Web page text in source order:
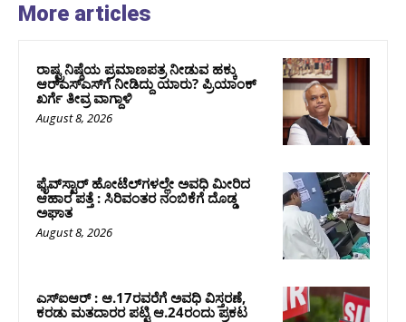
More articles
ರಾಷ್ಟ್ರನಿಷ್ಠೆಯ ಪ್ರಮಾಣಪತ್ರ ನೀಡುವ ಹಕ್ಕು
ಆರ್‌ಎಸ್‌ಎಸ್‌ಗೆ ನೀಡಿದ್ದು ಯಾರು? ಪ್ರಿಯಾಂಕ್
ಖರ್ಗೆ ತೀವ್ರ ವಾಗ್ದಾಳಿ
August 8, 2026
ಫೈವ್‌ಸ್ಟಾರ್ ಹೋಟೆಲ್‌ಗಳಲ್ಲೇ ಅವಧಿ ಮೀರಿದ
ಆಹಾರ ಪತ್ತೆ : ಸಿರಿವಂತರ ನಂಬಿಕೆಗೆ ದೊಡ್ಡ
ಅಘಾತ
August 8, 2026
ಎಸ್‌ಐಆರ್‌ : ಆ.17ರವರೆಗೆ ಅವಧಿ ವಿಸ್ತರಣೆ,
ಕರಡು ಮತದಾರರ ಪಟ್ಟಿ ಆ.24ರಂದು ಪ್ರಕಟ